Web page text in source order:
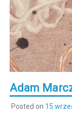
Adam
Posted on 15